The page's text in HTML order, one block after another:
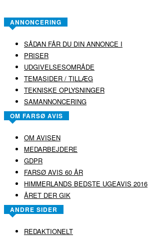
ANNONCERING
SÅDAN FÅR DU DIN ANNONCE I
PRISER
UDGIVELSESOMRÅDE
TEMASIDER / TILLÆG
TEKNISKE OPLYSNINGER
SAMANNONCERING
OM FARSØ AVIS
OM AVISEN
MEDARBEJDERE
GDPR
FARSØ AVIS 60 ÅR
HIMMERLANDS BEDSTE UGEAVIS 2016
ÅRET DER GIK
ANDRE SIDER
REDAKTIONELT